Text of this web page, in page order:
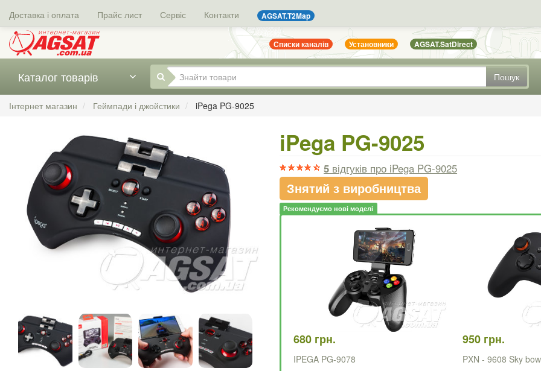
Доставка і оплата Прайс лист Сервіс Контакти AGSAT.T2Map
Списки каналів Установники AGSAT.SatDirect
Пошук
Каталог товарів
Інтернет магазин Геймпади і джойстики iPega PG-9025
iPega PG-9025
5 відгуків про iPega PG-9025
Знятий з виробництва
Рекомендуємо нові моделі
680 грн.
IPEGA PG-9078
950 грн.
PXN - 9608 Sky